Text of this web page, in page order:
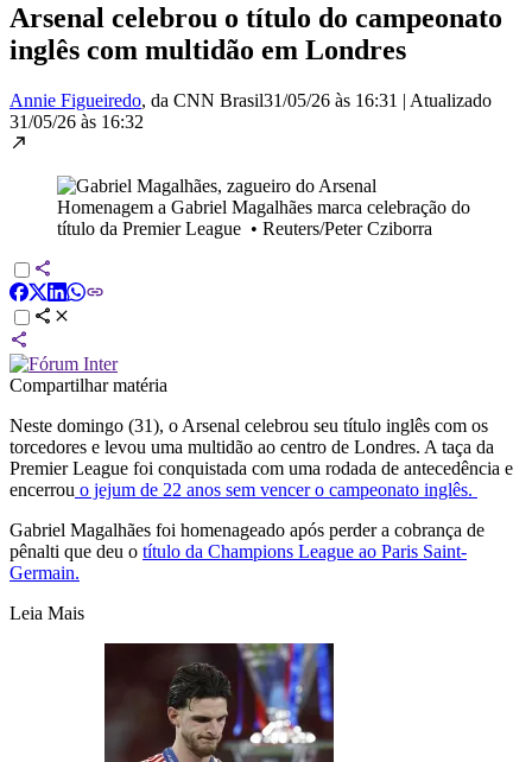
Arsenal celebrou o título do campeonato
inglês com multidão em Londres
Annie Figueiredo, da CNN Brasil31/05/26 às 16:31 | Atualizado
31/05/26 às 16:32
Homenagem a Gabriel Magalhães marca celebração do
título da Premier League • Reuters/Peter Cziborra
Compartilhar matéria
Neste domingo (31), o Arsenal celebrou seu título inglês com os
torcedores e levou uma multidão ao centro de Londres. A taça da
Premier League foi conquistada com uma rodada de antecedência e
encerrou o jejum de 22 anos sem vencer o campeonato inglês.
Gabriel Magalhães foi homenageado após perder a cobrança de
pênalti que deu o título da Champions League ao Paris Saint-
Germain.
Leia Mais